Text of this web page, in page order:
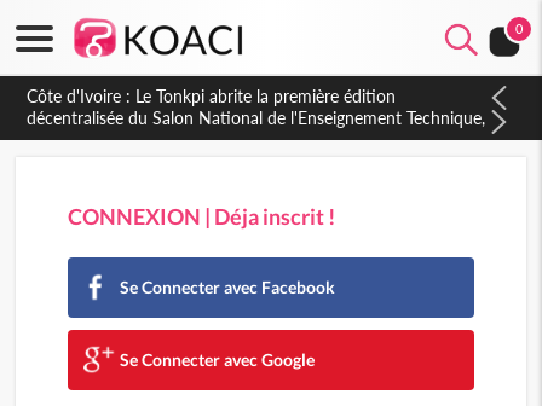
0
Côte d'Ivoire : Le Tonkpi abrite la première édition
décentralisée du Salon National de l'Enseignement Technique,
une belle opportunité pour la jeunesse
CONNEXION | Déja inscrit !
Se Connecter avec Facebook
Se Connecter avec Google